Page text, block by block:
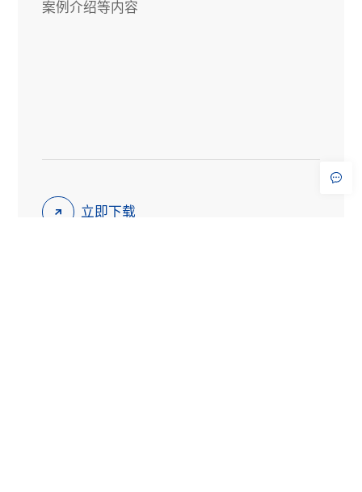
案例介绍等内容
立即下载